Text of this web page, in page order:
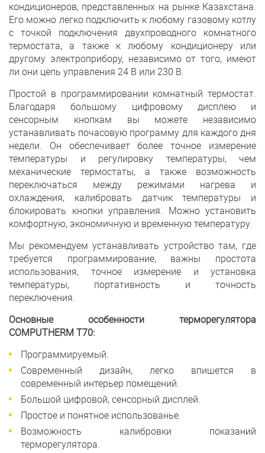
кондиционеров, представленных на рынке Казахстана.
Его можно легко подключить к любому газовому котлу
с точкой подключения двухпроводного комнатного
термостата, а также к любому кондиционеру или
другому электроприбору, независимо от того, имеют
ли они цепь управления 24 В или 230 В.
Простой в программировании комнатный термостат.
Благодаря большому цифровому дисплею и
сенсорным кнопкам вы можете независимо
устанавливать почасовую программу для каждого дня
недели. Он обеспечивает более точное измерение
температуры и регулировку температуры, чем
механические термостаты, а также возможность
переключаться между режимами нагрева и
охлаждения, калибровать датчик температуры и
блокировать кнопки управления. Можно установить
комфортную, экономичную и временную температуру.
Мы рекомендуем устанавливать устройство там, где
требуется программирование, важны простота
использования, точное измерение и установка
температуры, портативность и точность
переключения.
Основные особенности терморегулятора
COMPUTHERM T70:
Программируемый.
Современный дизайн, легко впишется в
современный интерьер помещений.
Большой цифровой, сенсорный дисплей.
Простое и понятное использованье.
Возможность калибровки показаний
терморегулятора.